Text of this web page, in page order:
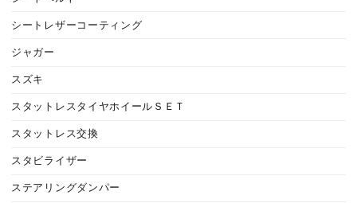
シートレザーコーティング
ジャガー
スズキ
スタットレスタイヤホイールＳＥＴ
スタットレス交換
スタビライザー
ステアリングダンパー